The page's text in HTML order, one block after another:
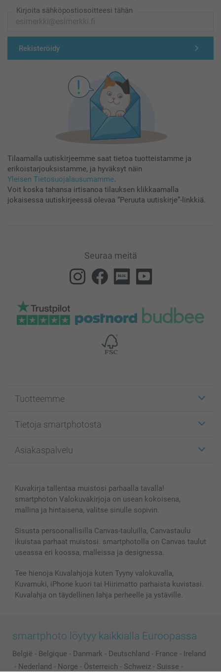
Kirjoita sähköpostiosoitteesi tähän
Rekisteröidy
Tilaamalla uutiskirjeemme saat tietoa tuotteistamme ja
erikoistarjouksistamme, ja hyväksyt näin
Yleisen Tietosuojalausumamme.
Voit koska tahansa irtisanoa tilauksen klikkaamalla
jokaisessa uutiskirjeessä olevaa “Peruuta uutiskirje”-linkkiä.
Seuraa meitä
Tuotteemme
Kuvakortit
Kuvakirjat
Kännykkä & Tabletti
MyNameBook
Valokuvakehykset & Lisätarvikkeet
Lahjakortti
Kaikki kuvatuotteet
Tietoja smartphotosta
Affiliate ohjelma
Sivukartta
Ehdot/takuut
Asiakaspalvelu
smartbonus
Hinnat & maksutavat
Kuvakirja tallentaa muistosi parhaalla tavalla!
smartphoton Valokuvakirjoja on usean kokoisena,
mallina ja hintaisena, valitse sinulle sopivin.
Sisusta persoonallisilla Canvas-tauluilla, Canvastaulu
ikuistaa parhaat muistosi. smartphotolla on Canvas taulut
useassa eri koossa, malleissa ja designessa.
Tee hienoja Kuvalahjoja kuten Tyyny valokuvalla,
Kuvamuki, iPhone kuori tai Hiirimatto parhaista kuvistasi.
Kuvalahja on täydellinen lahja perheelle ja ystäville.
smartphoto löytyy kaikkialla Euroopassa
België - Belgique - Danmark - Deutschland - France - Ireland
- Nederland - Norge - Österreich - Schweiz - Suisse -